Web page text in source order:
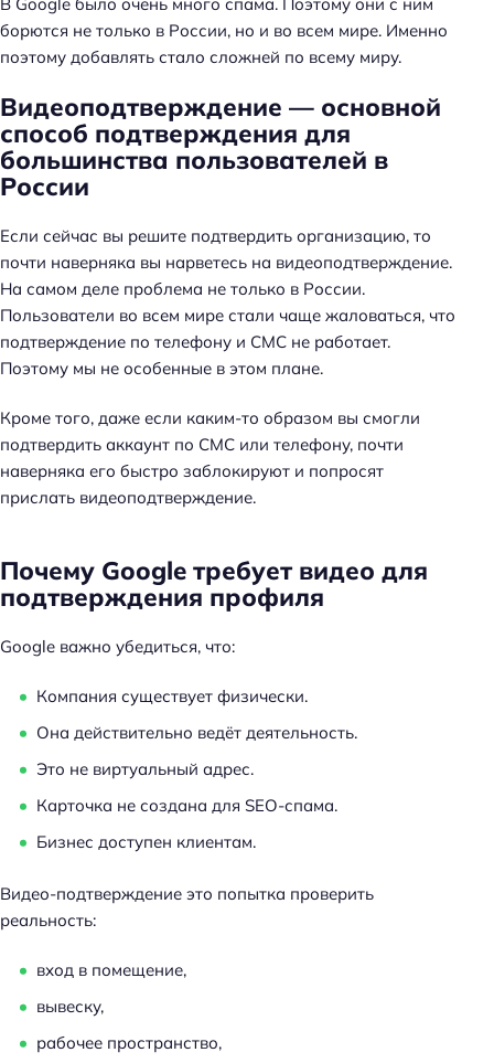
борются не только в России, но и во всем мире. Именно
поэтому добавлять стало сложней по всему миру.
Видеоподтверждение — основной
способ подтверждения для
большинства пользователей в
России
Если сейчас вы решите подтвердить организацию, то
почти наверняка вы нарветесь на видеоподтверждение.
На самом деле проблема не только в России.
Пользователи во всем мире стали чаще жаловаться, что
подтверждение по телефону и СМС не работает.
Поэтому мы не особенные в этом плане.
Кроме того, даже если каким-то образом вы смогли
подтвердить аккаунт по СМС или телефону, почти
наверняка его быстро заблокируют и попросят
прислать видеоподтверждение.
Почему Google требует видео для
подтверждения профиля
Google важно убедиться, что:
Компания существует физически.
Она действительно ведёт деятельность.
Это не виртуальный адрес.
Карточка не создана для SEO-спама.
Бизнес доступен клиентам.
Видео-подтверждение это попытка проверить
реальность:
вход в помещение,
вывеску,
рабочее пространство,